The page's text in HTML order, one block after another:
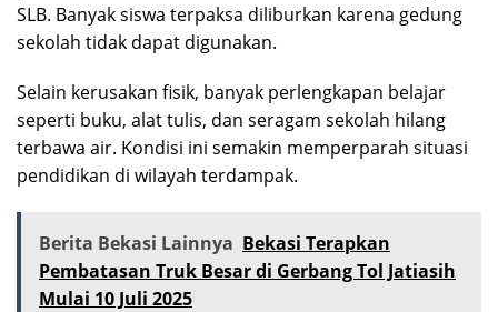
SLB. Banyak siswa terpaksa diliburkan karena gedung
sekolah tidak dapat digunakan.
Selain kerusakan fisik, banyak perlengkapan belajar
seperti buku, alat tulis, dan seragam sekolah hilang
terbawa air. Kondisi ini semakin memperparah situasi
pendidikan di wilayah terdampak.
Berita Bekasi Lainnya Bekasi Terapkan
Pembatasan Truk Besar di Gerbang Tol Jatiasih
Mulai 10 Juli 2025